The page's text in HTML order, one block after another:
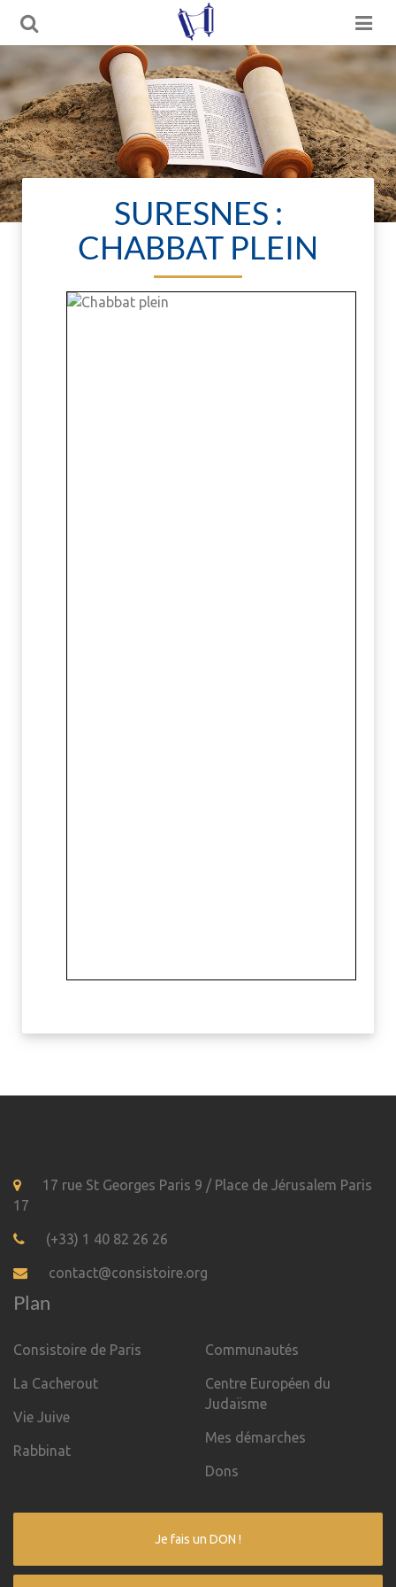
SURESNES :
CHABBAT PLEIN
17 rue St Georges Paris 9 / Place de Jérusalem Paris
17
(+33) 1 40 82 26 26
contact@consistoire.org
Plan
Consistoire de Paris
La Cacherout
Vie Juive
Rabbinat
Communautés
Centre Européen du
Judaïsme
Mes démarches
Dons
Je fais un DON !